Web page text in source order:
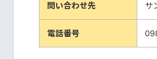
問い合わせ先 サ
電話番号